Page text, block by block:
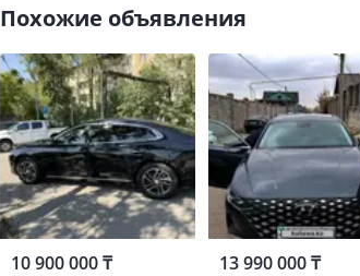
Похожие объявления
10 900 000 ₸ 13 990 000 ₸